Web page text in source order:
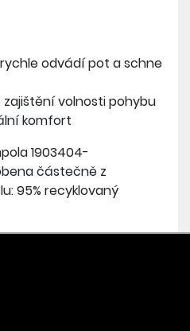
odvádí pot a schne
volnosti pohybu
komfort
1903404-
částečně z
95% recyklovaný